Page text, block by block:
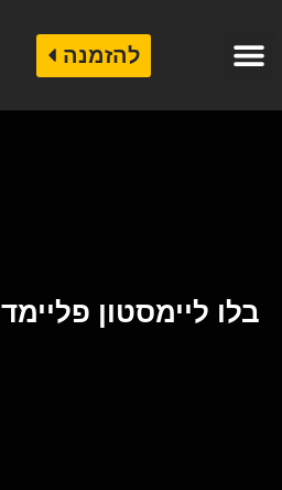
להזמנה
בלו ליימסטון פליימד